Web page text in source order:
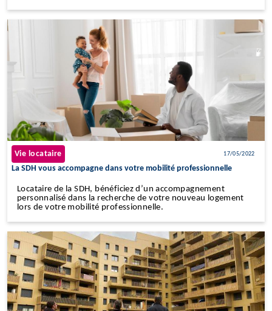
Vie locataire 17/05/2022
La SDH vous accompagne dans votre mobilité professionnelle
Locataire de la SDH, bénéficiez d’un accompagnement
personnalisé dans la recherche de votre nouveau logement
lors de votre mobilité professionnelle.